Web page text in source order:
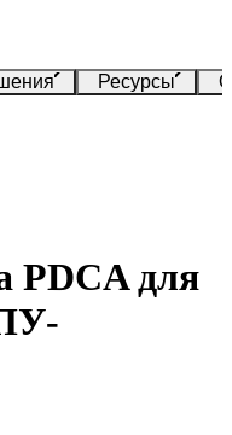
Ресурсы
PDCA для